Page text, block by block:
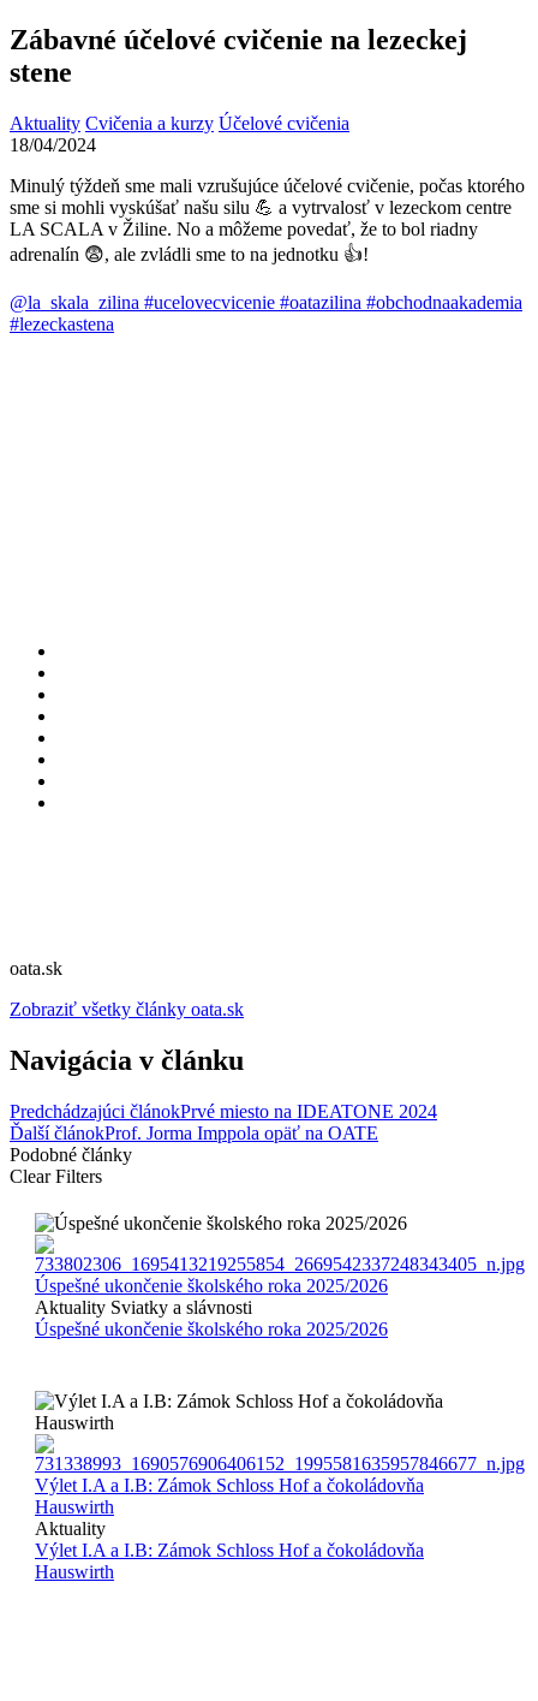
Zábavné účelové cvičenie na lezeckej
stene
Aktuality Cvičenia a kurzy Účelové cvičenia
18/04/2024
Minulý týždeň sme mali vzrušujúce účelové cvičenie, počas ktorého
sme si mohli vyskúšať našu silu 💪 a vytrvalosť v lezeckom centre
LA SCALA v Žiline. No a môžeme povedať, že to bol riadny
adrenalín 😨, ale zvládli sme to na jednotku 👍!
@la_skala_zilina #ucelovecvicenie #oatazilina #obchodnaakademia
#lezeckastena
oata.sk
Zobraziť všetky články oata.sk
Navigácia v článku
Predchádzajúci článokPrvé miesto na IDEATONE 2024
Ďalší článokProf. Jorma Imppola opäť na OATE
Podobné články
Clear Filters
Úspešné ukončenie školského roka 2025/2026
Aktuality Sviatky a slávnosti
Úspešné ukončenie školského roka 2025/2026
Výlet I.A a I.B: Zámok Schloss Hof a čokoládovňa
Hauswirth
Aktuality
Výlet I.A a I.B: Zámok Schloss Hof a čokoládovňa
Hauswirth